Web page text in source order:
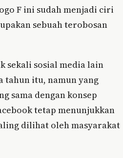
F ini sudah menjadi ciri
sebuah terobosan
sekali sosial media lain
tahun itu, namun yang
sama dengan konsep
tetap menunjukkan
dilihat oleh masyarakat